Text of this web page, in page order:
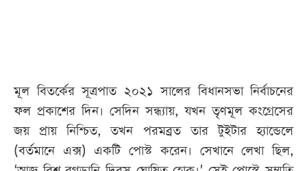
মূল বিতর্কের সূত্রপাত ২০২১ সালের বিধানসভা নির্বাচনের
ফল প্রকাশের দিন। সেদিন সন্ধ্যায়, যখন তৃণমূল কংগ্রেসের
জয় প্রায় নিশ্চিত, তখন পরমব্রত তার টুইটার হ্যান্ডেলে
(বর্তমানে এক্স) একটি পোস্ট করেন। সেখানে লেখা ছিল,